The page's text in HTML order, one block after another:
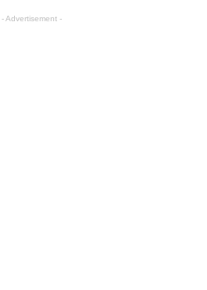
- Advertisement -